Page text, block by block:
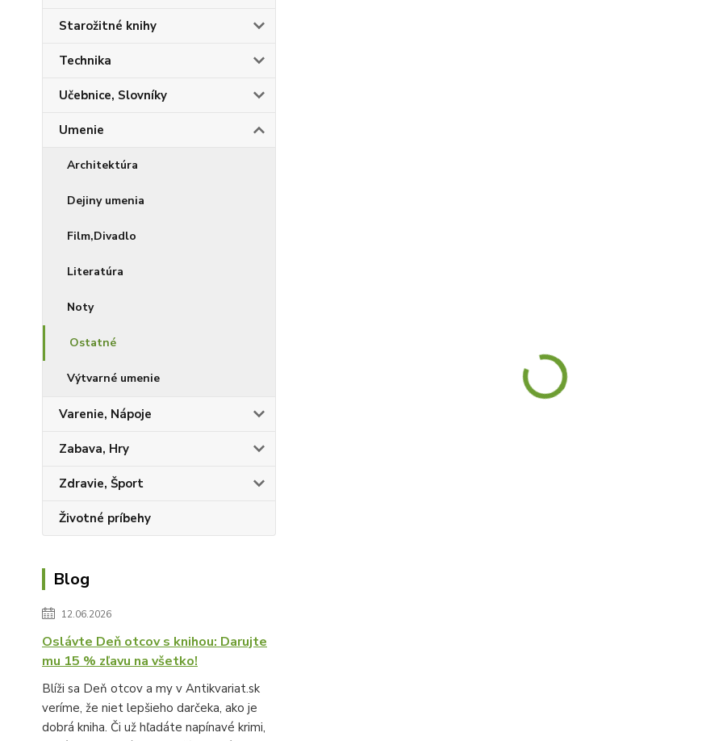
Starožitné knihy
Technika
Učebnice, Slovníky
Umenie
Architektúra
Dejiny umenia
Film,Divadlo
Literatúra
Noty
Ostatné
Výtvarné umenie
Varenie, Nápoje
Zabava, Hry
Zdravie, Šport
Životné príbehy
Blog
12.06.2026
Oslávte Deň otcov s knihou: Darujte
mu 15 % zľavu na všetko!
Blíži sa Deň otcov a my v Antikvariat.sk
veríme, že niet lepšieho darčeka, ako je
dobrá kniha. Či už hľadáte napínavé krimi,